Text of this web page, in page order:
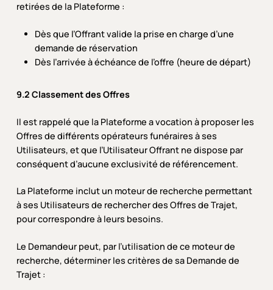
retirées de la Plateforme :
Dès que l’Offrant valide la prise en charge d’une
demande de réservation
Dès l’arrivée à échéance de l’offre (heure de départ)
9.2 Classement des Offres
Il est rappelé que la Plateforme a vocation à proposer les
Offres de différents opérateurs funéraires à ses
Utilisateurs, et que l’Utilisateur Offrant ne dispose par
conséquent d’aucune exclusivité de référencement.
La Plateforme inclut un moteur de recherche permettant
à ses Utilisateurs de rechercher des Offres de Trajet,
pour correspondre à leurs besoins.
Le Demandeur peut, par l’utilisation de ce moteur de
recherche, déterminer les critères de sa Demande de
Trajet :